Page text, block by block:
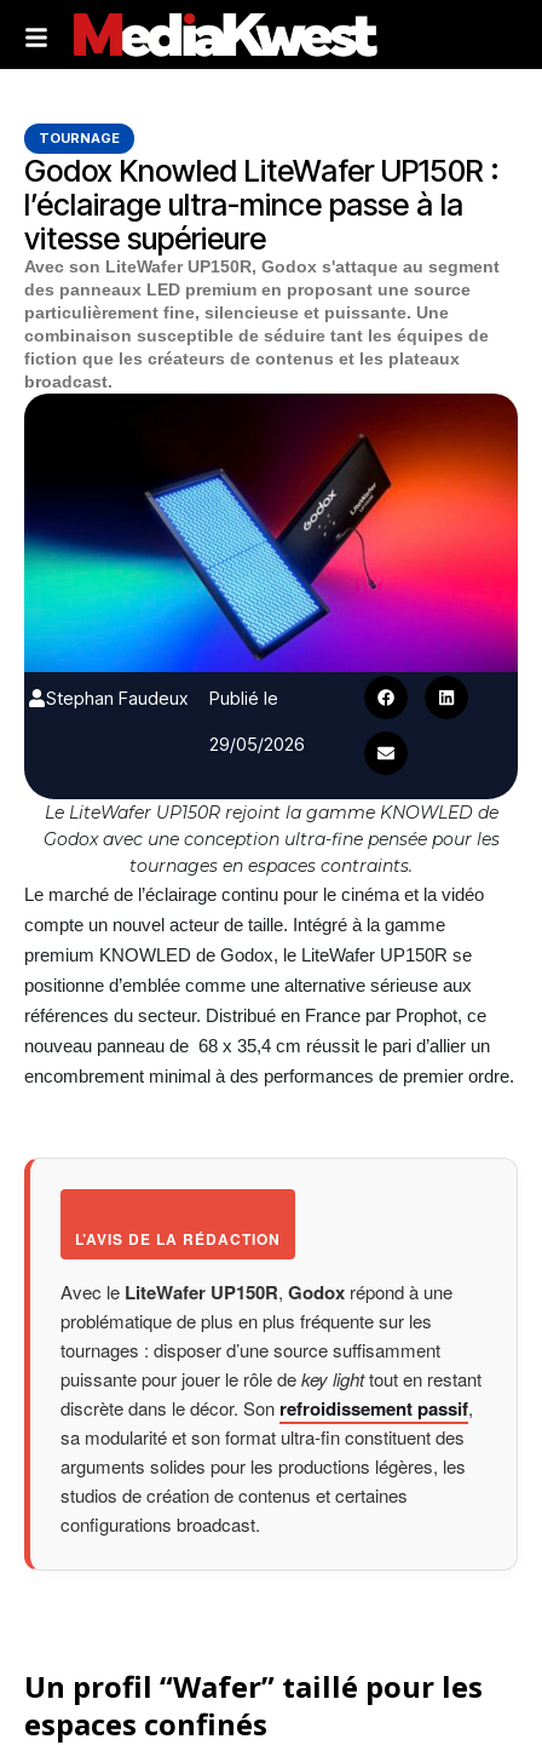
TOURNAGE
Godox Knowled LiteWafer UP150R :
l’éclairage ultra-mince passe à la
vitesse supérieure
Avec son LiteWafer UP150R, Godox s'attaque au segment
des panneaux LED premium en proposant une source
particulièrement fine, silencieuse et puissante. Une
combinaison susceptible de séduire tant les équipes de
fiction que les créateurs de contenus et les plateaux
broadcast.
Stephan Faudeux
Publié le
29/05/2026
Le LiteWafer UP150R rejoint la gamme KNOWLED de
Godox avec une conception ultra-fine pensée pour les
tournages en espaces contraints.
Le marché de l’éclairage continu pour le cinéma et la vidéo
compte un nouvel acteur de taille. Intégré à la gamme
premium KNOWLED de Godox, le LiteWafer UP150R se
positionne d’emblée comme une alternative sérieuse aux
références du secteur. Distribué en France par Prophot, ce
nouveau panneau de 68 x 35,4 cm réussit le pari d’allier un
encombrement minimal à des performances de premier ordre.
L’AVIS DE LA RÉDACTION
Avec le LiteWafer UP150R, Godox répond à une
problématique de plus en plus fréquente sur les
tournages : disposer d’une source suffisamment
puissante pour jouer le rôle dekey lighttout en restant
discrète dans le décor. Son refroidissement passif,
sa modularité et son format ultra-fin constituent des
arguments solides pour les productions légères, les
studios de création de contenus et certaines
configurations broadcast.
Un profil “Wafer” taillé pour les
espaces confinés